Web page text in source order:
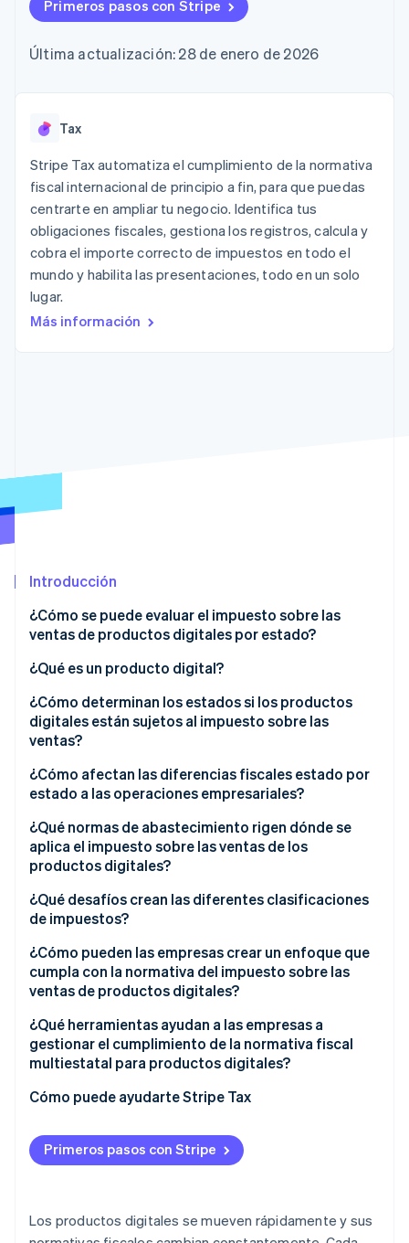
Authorization
Boost
de aceptación
acelerado
Recognition
Automatización
Stripe Sigma
personalizados
Más
Product roadmap
Ver lo que viene
Radar
Prevención de fraude
Atlas
Gestión del dinero
SaaS
Empresas de IA
Economía de los
creadores
Juegos
Hostelería, viajes y ocio
Seguros
Medios de
Organizaciones sin
Servicios
Gestionar
Ofrecer cobro por
consumo
respaldadas por
Recursos
Integraciones de
aplicaciones
desarrolladores
Empresa
producto
Sessions
Contacto
Contacta con ventas
Conviértete en socio
Primeros pasos con Stripe
Última actualización: 28 de enero de 2026
Tax
Stripe Tax automatiza el cumplimiento de la normativa
fiscal internacional de principio a fin, para que puedas
centrarte en ampliar tu negocio. Identifica tus
obligaciones fiscales, gestiona los registros, calcula y
cobra el importe correcto de impuestos en todo el
mundo y habilita las presentaciones, todo en un solo
lugar.
Más información
Introducción
¿Cómo se puede evaluar el impuesto sobre las
ventas de productos digitales por estado?
¿Qué es un producto digital?
¿Cómo determinan los estados si los productos
digitales están sujetos al impuesto sobre las
ventas?
¿Cómo afectan las diferencias fiscales estado por
estado a las operaciones empresariales?
¿Qué normas de abastecimiento rigen dónde se
aplica el impuesto sobre las ventas de los
productos digitales?
¿Qué desafíos crean las diferentes clasificaciones
de impuestos?
¿Cómo pueden las empresas crear un enfoque que
cumpla con la normativa del impuesto sobre las
ventas de productos digitales?
¿Qué herramientas ayudan a las empresas a
gestionar el cumplimiento de la normativa fiscal
multiestatal para productos digitales?
Cómo puede ayudarte Stripe Tax
Primeros pasos con Stripe
Los productos digitales se mueven rápidamente y sus